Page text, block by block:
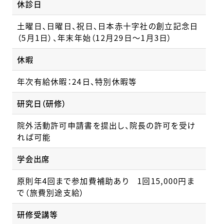
休診日
土曜日、日曜日、祝日、日本赤十字社の創立記念日
（5月1日）、年末年始（12月29日～1月3日）
休暇
年次有給休暇：24日、特別休暇等
研究日（研修）
院外活動許可申請書を提出し、院長の許可を受け
れば可能
学会出席
原則年4回まで参加費補助あり 1回15,000円ま
で（旅費別途支給）
研修受講等